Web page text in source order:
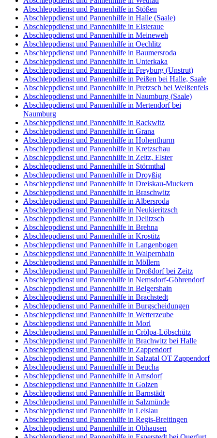
Abschleppdienst und Pannenhilfe in Stößen
Abschleppdienst und Pannenhilfe in Halle (Saale)
Abschleppdienst und Pannenhilfe in Elsteraue
Abschleppdienst und Pannenhilfe in Meineweh
Abschleppdienst und Pannenhilfe in Oechlitz
Abschleppdienst und Pannenhilfe in Baumersroda
Abschleppdienst und Pannenhilfe in Unterkaka
Abschleppdienst und Pannenhilfe in Freyburg (Unstrut)
Abschleppdienst und Pannenhilfe in Peißen bei Halle, Saale
Abschleppdienst und Pannenhilfe in Pretzsch bei Weißenfels
Abschleppdienst und Pannenhilfe in Naumburg (Saale)
Abschleppdienst und Pannenhilfe in Mertendorf bei
Naumburg
Abschleppdienst und Pannenhilfe in Rackwitz
Abschleppdienst und Pannenhilfe in Grana
Abschleppdienst und Pannenhilfe in Hohenthurm
Abschleppdienst und Pannenhilfe in Kretzschau
Abschleppdienst und Pannenhilfe in Zeitz, Elster
Abschleppdienst und Pannenhilfe in Störmthal
Abschleppdienst und Pannenhilfe in Droyßig
Abschleppdienst und Pannenhilfe in Dreiskau-Muckern
Abschleppdienst und Pannenhilfe in Braschwitz
Abschleppdienst und Pannenhilfe in Albersroda
Abschleppdienst und Pannenhilfe in Neukieritzsch
Abschleppdienst und Pannenhilfe in Delitzsch
Abschleppdienst und Pannenhilfe in Brehna
Abschleppdienst und Pannenhilfe in Krostitz
Abschleppdienst und Pannenhilfe in Langenbogen
Abschleppdienst und Pannenhilfe in Walpernhain
Abschleppdienst und Pannenhilfe in Möllern
Abschleppdienst und Pannenhilfe in Droßdorf bei Zeitz
Abschleppdienst und Pannenhilfe in Nemsdorf-Göhrendorf
Abschleppdienst und Pannenhilfe in Belgershain
Abschleppdienst und Pannenhilfe in Brachstedt
Abschleppdienst und Pannenhilfe in Burgscheidungen
Abschleppdienst und Pannenhilfe in Wetterzeube
Abschleppdienst und Pannenhilfe in Morl
Abschleppdienst und Pannenhilfe in Crölpa-Löbschütz
Abschleppdienst und Pannenhilfe in Brachwitz bei Halle
Abschleppdienst und Pannenhilfe in Zappendorf
Abschleppdienst und Pannenhilfe in Salzatal OT Zappendorf
Abschleppdienst und Pannenhilfe in Beucha
Abschleppdienst und Pannenhilfe in Amsdorf
Abschleppdienst und Pannenhilfe in Golzen
Abschleppdienst und Pannenhilfe in Barnstädt
Abschleppdienst und Pannenhilfe in Salzmünde
Abschleppdienst und Pannenhilfe in Leislau
Abschleppdienst und Pannenhilfe in Regis-Breitingen
Abschleppdienst und Pannenhilfe in Obhausen